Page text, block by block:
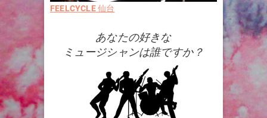
FEELCYCLE仙台
あなたの好きな
ミュージシャンは誰ですか？